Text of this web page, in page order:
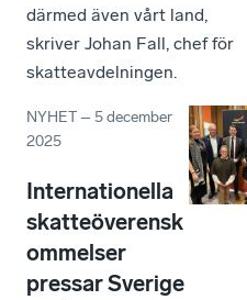
därmed även vårt land,
skriver Johan Fall, chef för
skatteavdelningen.
NYHET –5 december
2025
Internationella
skatteöverensk
ommelser
pressar Sverige